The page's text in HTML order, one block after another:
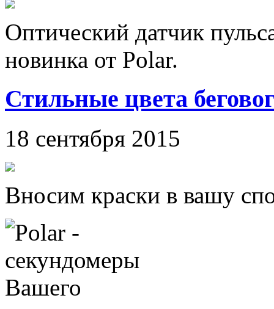
Оптический датчик
новинка от Polar.
Стильные цвета
18 сентября 2015
Вносим краски в вашу